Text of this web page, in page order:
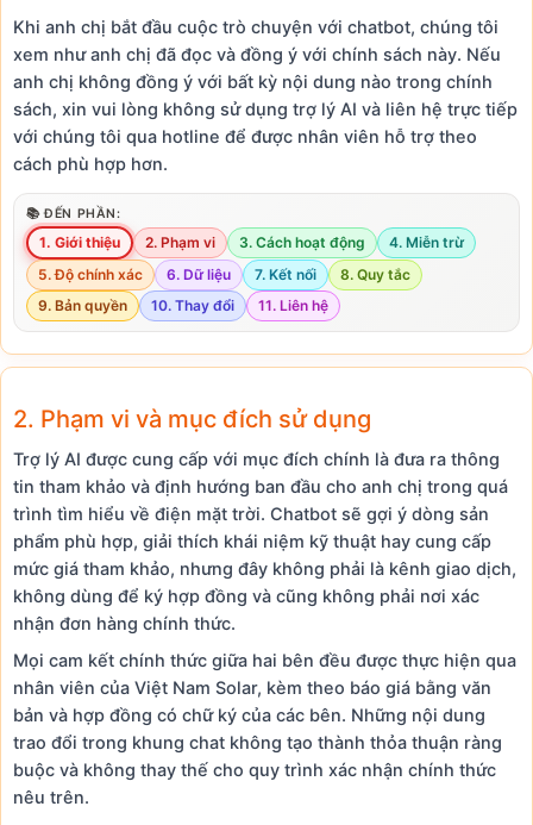
Khi anh chị bắt đầu cuộc trò chuyện với chatbot, chúng tôi
xem như anh chị đã đọc và đồng ý với chính sách này. Nếu
anh chị không đồng ý với bất kỳ nội dung nào trong chính
sách, xin vui lòng không sử dụng trợ lý AI và liên hệ trực tiếp
với chúng tôi qua hotline để được nhân viên hỗ trợ theo
cách phù hợp hơn.
📚 ĐẾN PHẦN:
1. Giới thiệu 2. Phạm vi 3. Cách hoạt động
4. Miễn trừ
5. Độ chính xác
6. Dữ liệu 7. Kết nối
8. Quy tắc
9. Bản quyền
10. Thay đổi 11. Liên hệ
2. Phạm vi và mục đích sử dụng
Trợ lý AI được cung cấp với mục đích chính là đưa ra thông
tin tham khảo và định hướng ban đầu cho anh chị trong quá
trình tìm hiểu về điện mặt trời. Chatbot sẽ gợi ý dòng sản
phẩm phù hợp, giải thích khái niệm kỹ thuật hay cung cấp
mức giá tham khảo, nhưng đây không phải là kênh giao dịch,
không dùng để ký hợp đồng và cũng không phải nơi xác
nhận đơn hàng chính thức.
Mọi cam kết chính thức giữa hai bên đều được thực hiện qua
nhân viên của Việt Nam Solar, kèm theo báo giá bằng văn
bản và hợp đồng có chữ ký của các bên. Những nội dung
trao đổi trong khung chat không tạo thành thỏa thuận ràng
buộc và không thay thế cho quy trình xác nhận chính thức
nêu trên.